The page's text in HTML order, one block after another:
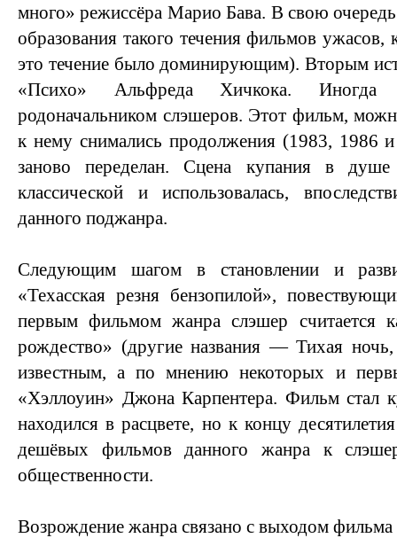
много» режиссёра Марио Бава. В свою
образования такого течения фильмов
это течение было доминирующим). Вторым
«Психо» Альфреда Хичкока.
родоначальником слэшеров. Этот фильм,
к нему снимались продолжения (1983, 1986
заново переделан. Сцена купания в
классической и использовалась,
данного поджанра.
Следующим шагом в становлении и
«Техасская резня бензопилой»,
первым фильмом жанра слэшер считается
рождество» (другие названия — Тихая
известным, а по мнению некоторых и
«Хэллоуин» Джона Карпентера. Фильм стал
находился в расцвете, но к концу
дешёвых фильмов данного жанра к
общественности.
Возрождение жанра связано с выходом